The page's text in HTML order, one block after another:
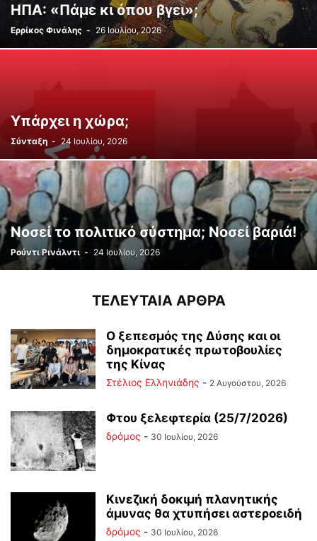
ΗΠΑ: «Πάμε κι όπου βγει»;
Ερρίκος Φινάλης - 26 Ιουλίου, 2026
Υπάρχει η χώρα;
Σύνταξη - 24 Ιουλίου, 2026
Νοσεί το πολιτικό σύστημα; Νοσεί βαριά!
Ρούντι Ρινάλντι - 24 Ιουλίου, 2026
ΤΕΛΕΥΤΑΙΑ ΑΡΘΡΑ
Ο ξεπεσμός της Δύσης και οι
δημοκρατικές πρωτοβουλίες
της Κίνας
Στέλιος Ελληνιάδης - 2 Αυγούστου, 2026
Φτου ξελεφτερία (25/7/2026)
δρόμος - 30 Ιουλίου, 2026
Κινεζική δοκιμή πλανητικής
άμυνας θα χτυπήσει αστεροειδή
δρόμος - 30 Ιουλίου, 2026